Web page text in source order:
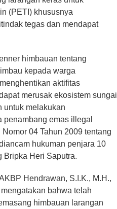
(PETI) khususnya
tegas dan mendapat
himbauan tentang
kepada warga
aktifitas
merusak ekosistem sungai
untuk melakukan
penambang emas illegal
04 Tahun 2009 tentang
hukuman penjara 10
Bripka Heri Saputra.
Hendrawan, S.I.K., M.H.,
bahwa telah
himbauan larangan